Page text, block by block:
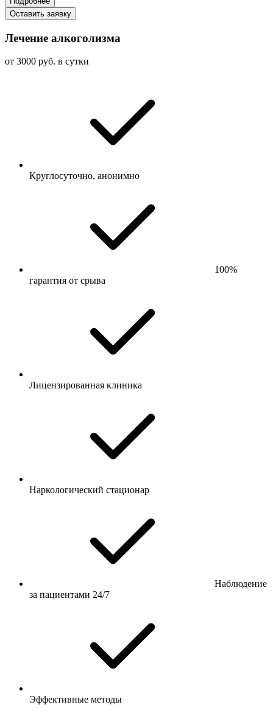
Оставить заявку
Лечение алкоголизма
от 3000 руб. в сутки
Круглосуточно, анонимно
100%
гарантия от срыва
Лицензированная клиника
Наркологический стационар
Наблюдение
за пациентами 24/7
Эффективные методы